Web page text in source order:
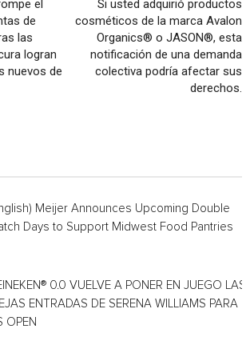
el
de
las
logran
nuevos de
Si usted adquirió productos
cosméticos de la marca Avalon
Organics® o JASON®, esta
notificación de una demanda
colectiva podría afectar sus
derechos.
Meijer Announces Upcoming Double
Days to Support Midwest Food Pantries
0.0 VUELVE A PONER EN JUEGO LAS
ENTRADAS DE SERENA WILLIAMS PARA
OPEN